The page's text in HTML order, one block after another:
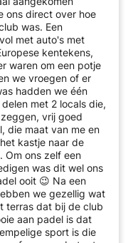
ons direct over hoe
was. Een
met auto's met
kentekens,
waren om een potje
we vroegen of er
hadden we één
met 2 locals die,
vrij goed
die maat van me en
kastje naar de
Om ons zelf een
was dit wel ons
ooit 😉 Na een
we gezellig wat
terras dat bij de club
aan padel is dat
sport is die